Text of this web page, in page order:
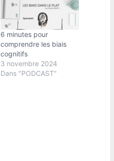
6 minutes pour
comprendre les biais
cognitifs
3 novembre 2024
Dans "PODCAST"